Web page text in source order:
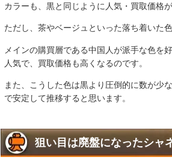
カラーも、黒と同じように人気・買取価格
ただし、茶やベージュといった落ち着いた
メインの購買層である中国人が派手な色を
人気で、買取価格も高くなるのです。
また、こうした色は黒より圧倒的に数が少
で安定して推移すると思います。
狙い目は廃盤になったシャ